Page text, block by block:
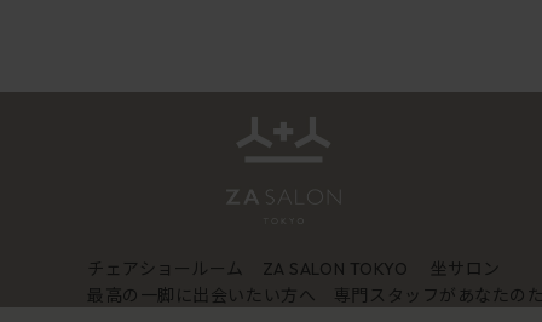
チェアショールーム ZA SALON TOKYO
坐サロン
最高の一脚に出会いたい方へ 専門スタッフがあなたの